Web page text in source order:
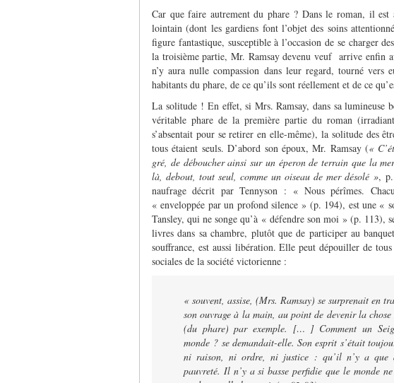
Car que faire autrement du phare ? Dans le roman, il
lointain (dont les gardiens font l’objet des soins
figure fantastique, susceptible à l’occasion de se charger
la troisième partie, Mr. Ramsay devenu veuf arrive enfin
n’y aura nulle compassion dans leur regard, tourné vers
habitants du phare, de ce qu’ils sont réellement et de ce
La solitude ! En effet, si Mrs. Ramsay, dans sa lumineuse
véritable phare de la première partie du roman
s’absentait pour se retirer en elle-même), la solitude des
tous étaient seuls. D’abord son époux, Mr. Ramsay («
gré, de déboucher ainsi sur un éperon de terrain que la
là, debout, tout seul, comme un oiseau de mer désolé »,
naufrage décrit par Tennyson : « Nous pérîmes.
« enveloppée par un profond silence » (p. 194), est une «
Tansley, qui ne songe qu’à « défendre son moi » (p. 113),
livres dans sa chambre, plutôt que de participer au
souffrance, est aussi libération. Elle peut dépouiller de
sociales de la société victorienne :
« souvent, assise, (Mrs. Ramsay) se surprenait en
son ouvrage à la main, au point de devenir la
(du phare) par exemple. [… ] Comment un
monde ? se demandait-elle. Son esprit s’était
ni raison, ni ordre, ni justice : qu’il n’y a que
pauvreté. Il n’y a si basse perfidie que le monde